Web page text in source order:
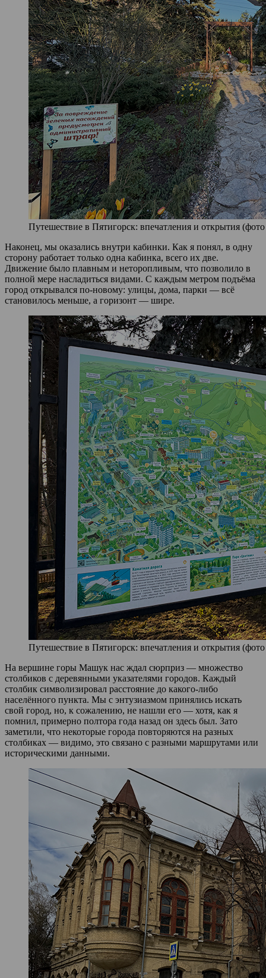
Путешествие в Пятигорск: впечатления и открытия
Наконец, мы оказались внутри кабинки. Как я понял, в одну
сторону работает только одна кабинка, всего их две.
Движение было плавным и неторопливым, что позволило в
полной мере насладиться видами. С каждым метром подъёма
город открывался по‑новому: улицы, дома, парки — всё
становилось меньше, а горизонт — шире.
Путешествие в Пятигорск: впечатления и открытия
На вершине горы Машук нас ждал сюрприз — множество
столбиков с деревянными указателями городов. Каждый
столбик символизировал расстояние до какого‑либо
населённого пункта. Мы с энтузиазмом принялись искать
свой город, но, к сожалению, не нашли его — хотя, как я
помнил, примерно полтора года назад он здесь был. Зато
заметили, что некоторые города повторяются на разных
столбиках — видимо, это связано с разными маршрутами или
историческими данными.